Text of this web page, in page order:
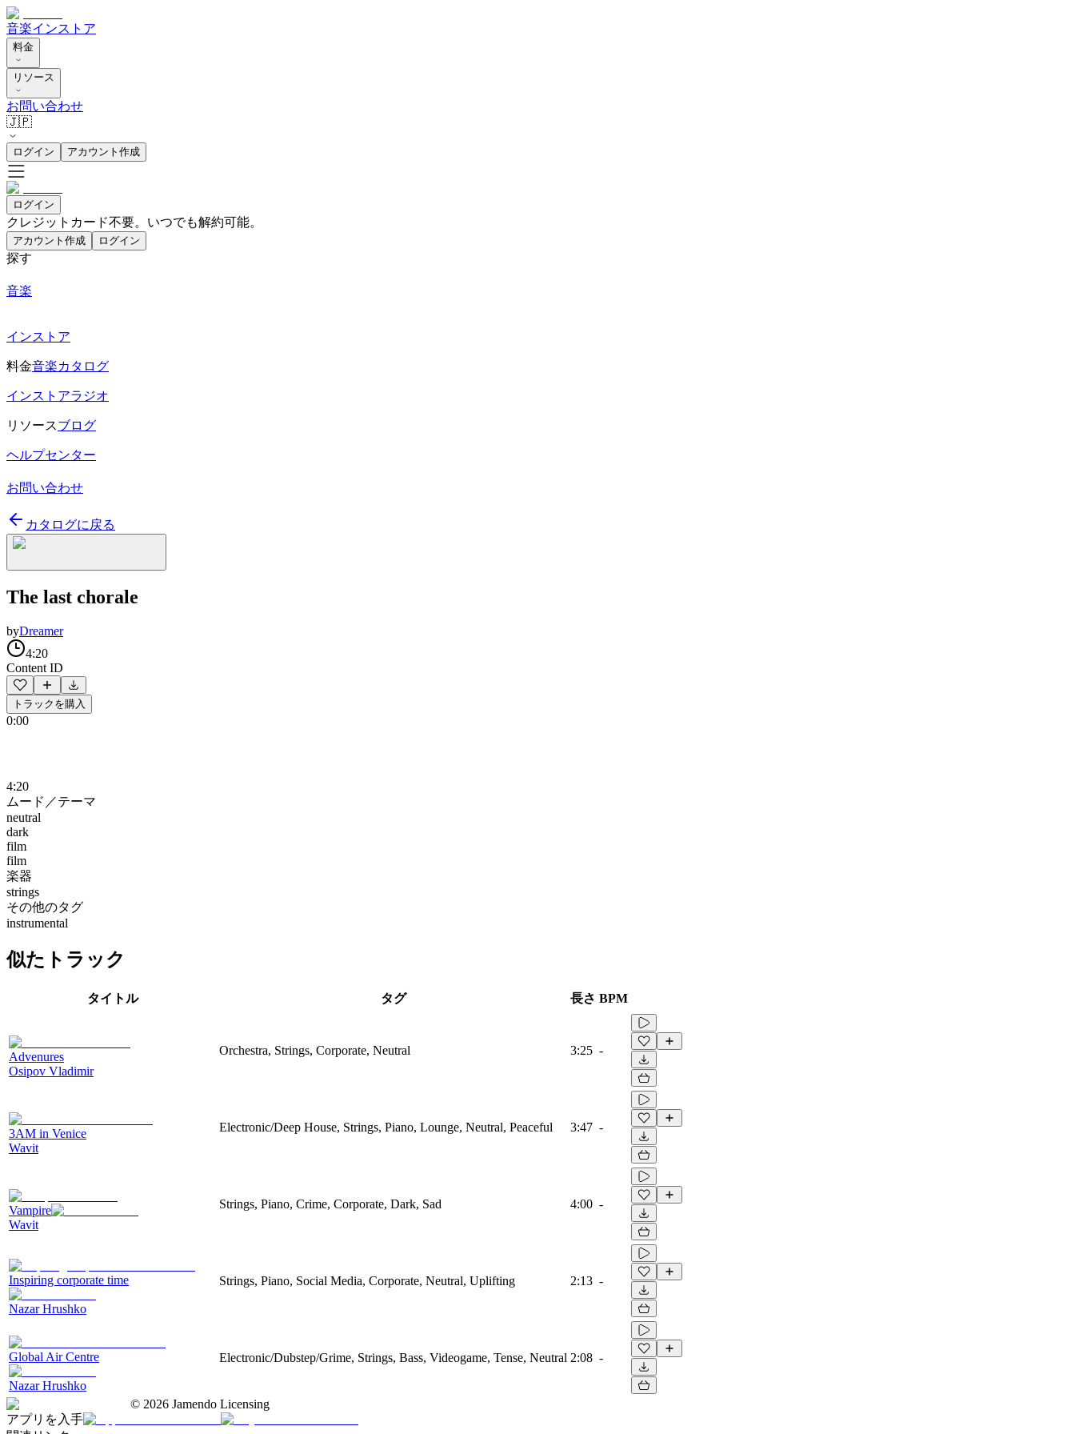
音楽インストア
料金
リソース
お問い合わせ
🇯🇵
ログイン アカウント作成
ログイン
クレジットカード不要。いつでも解約可能。
アカウント作成 ログイン
探す
音楽
インストア
料金音楽カタログ
インストアラジオ
リソースブログ
ヘルプセンター
お問い合わせ
カタログに戻る
The last chorale
byDreamer
4:20
Content ID
トラックを購入
0:00
4:20
ムード／テーマ
neutral
dark
film
film
楽器
strings
その他のタグ
instrumental
似たトラック
タイトル タグ 長さ BPM
Advenures
Osipov Vladimir
Orchestra, Strings, Corporate, Neutral 3:25 -
3AM in Venice
Wavit
Electronic/Deep House, Strings, Piano, Lounge, Neutral, Peaceful 3:47 -
Vampire
Wavit
Strings, Piano, Crime, Corporate, Dark, Sad 4:00 -
Inspiring corporate time
Nazar Hrushko
Strings, Piano, Social Media, Corporate, Neutral, Uplifting 2:13 -
Global Air Centre
Nazar Hrushko
Electronic/Dubstep/Grime, Strings, Bass, Videogame, Tense, Neutral 2:08 -
© 2026 Jamendo Licensing
アプリを入手